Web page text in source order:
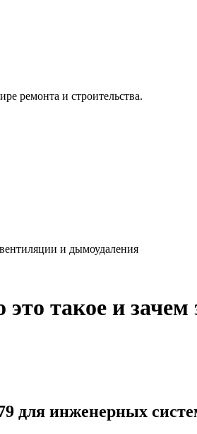
ремонта и строительства.
и дымоудаления
такое и
для инженерных